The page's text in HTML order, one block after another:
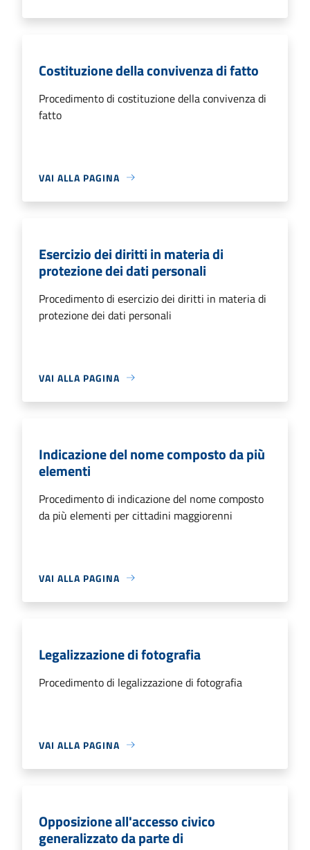
Costituzione della convivenza di fatto
Procedimento di costituzione della convivenza di
fatto
VAI ALLA PAGINA
Esercizio dei diritti in materia di
protezione dei dati personali
Procedimento di esercizio dei diritti in materia di
protezione dei dati personali
VAI ALLA PAGINA
Indicazione del nome composto da più
elementi
Procedimento di indicazione del nome composto
da più elementi per cittadini maggiorenni
VAI ALLA PAGINA
Legalizzazione di fotografia
Procedimento di legalizzazione di fotografia
VAI ALLA PAGINA
Opposizione all'accesso civico
generalizzato da parte di